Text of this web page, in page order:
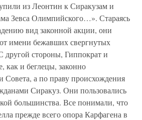
из Леонтин к Сиракузам и
Зевса Олимпийского…». Стараясь
вид законной акции, они
имени бежавших свергнутых
другой стороны, Гиппократ и
как и беглецы, законно
а по праву происхождения
Сиракуз. Они пользовались
большинства. Все понимали, что
прежде всего опора Карфагена в